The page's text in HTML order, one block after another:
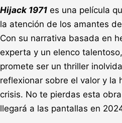
Hijack 1971 es una película
la atención de los amantes
Con su narrativa basada en
experta y un elenco
promete ser un thriller
reflexionar sobre el valor y la
crisis. No te pierdas esta
llegará a las pantallas en